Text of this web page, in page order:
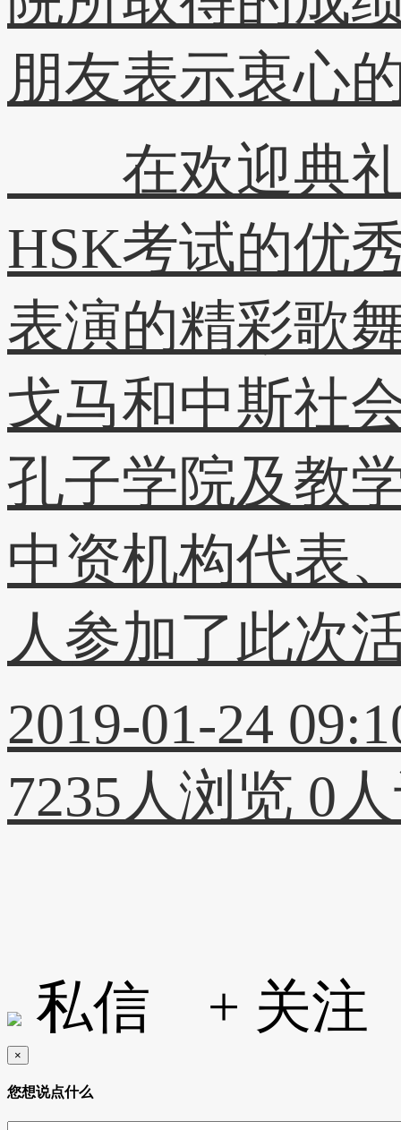
朋友表示衷心
在欢迎典礼
HSK考试的优
表演的精彩歌
戈马和中斯社
孔子学院及教
中资机构代表
人参加了此次
2019-01-24
7235人浏览 0
私信 + 关注
×
您想说点什么